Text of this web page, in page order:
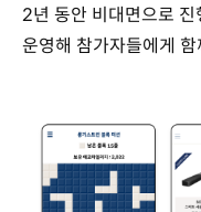
2년 동안 비대면으로 진
운영해 참가자들에게